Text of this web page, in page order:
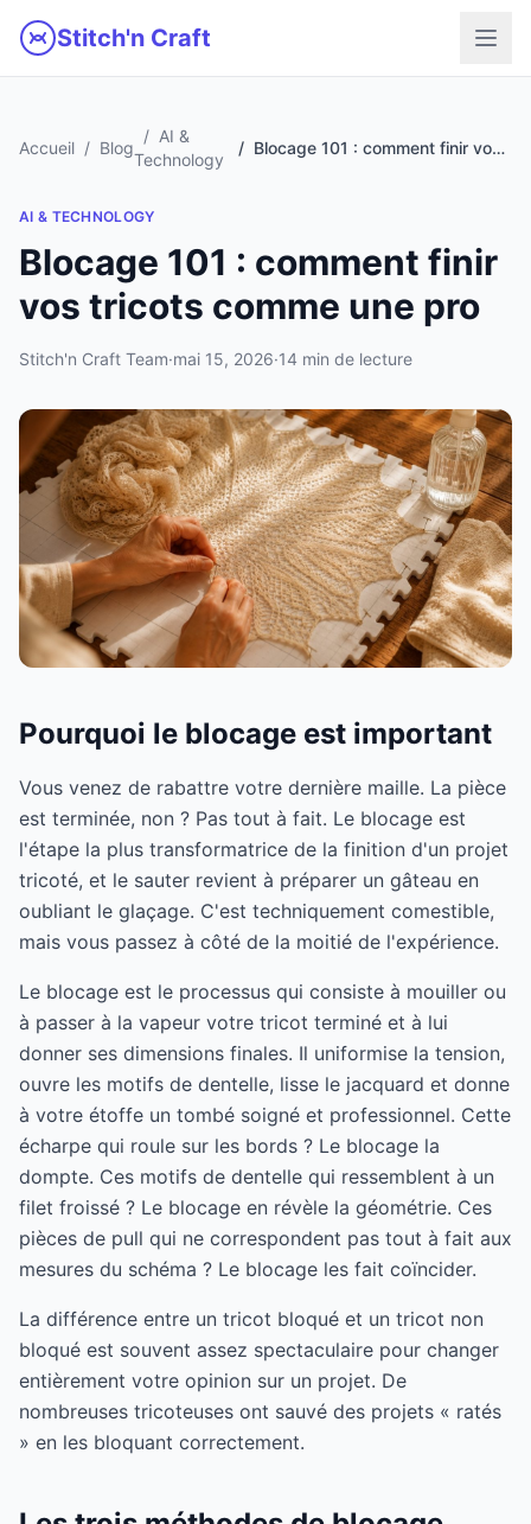
Stitch'n Craft
Accueil Blog
AI &
Technology
Blocage 101 : comment finir vos tricots comme une pro
AI & TECHNOLOGY
Blocage 101 : comment finir
vos tricots comme une pro
Stitch'n Craft Team·mai 15, 2026·14 min de lecture
Pourquoi le blocage est important
Vous venez de rabattre votre dernière maille. La pièce
est terminée, non ? Pas tout à fait. Le blocage est
l'étape la plus transformatrice de la finition d'un projet
tricoté, et le sauter revient à préparer un gâteau en
oubliant le glaçage. C'est techniquement comestible,
mais vous passez à côté de la moitié de l'expérience.
Le blocage est le processus qui consiste à mouiller ou
à passer à la vapeur votre tricot terminé et à lui
donner ses dimensions finales. Il uniformise la tension,
ouvre les motifs de dentelle, lisse le jacquard et donne
à votre étoffe un tombé soigné et professionnel. Cette
écharpe qui roule sur les bords ? Le blocage la
dompte. Ces motifs de dentelle qui ressemblent à un
filet froissé ? Le blocage en révèle la géométrie. Ces
pièces de pull qui ne correspondent pas tout à fait aux
mesures du schéma ? Le blocage les fait coïncider.
La différence entre un tricot bloqué et un tricot non
bloqué est souvent assez spectaculaire pour changer
entièrement votre opinion sur un projet. De
nombreuses tricoteuses ont sauvé des projets « ratés
» en les bloquant correctement.